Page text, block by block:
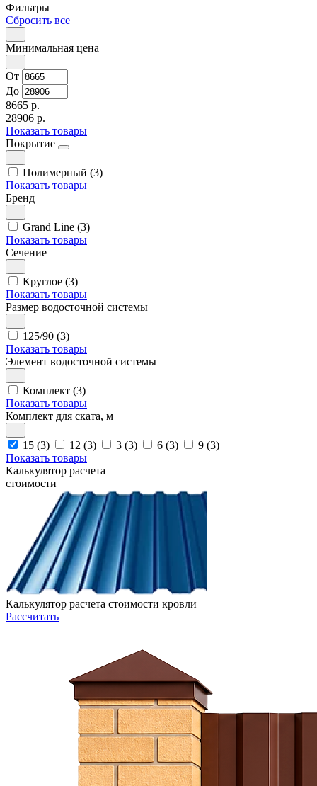
Фильтры
Сбросить все
Минимальная цена
От
До
8665 р.
28906 р.
Показать товары
Покрытие
Полимерный (3)
Показать товары
Бренд
Grand Line (3)
Показать товары
Сечение
Круглое (3)
Показать товары
Размер водосточной системы
125/90 (3)
Показать товары
Элемент водосточной системы
Комплект (3)
Показать товары
Комплект для ската, м
15 (3) 12 (3) 3 (3) 6 (3)
9 (3)
Показать товары
Калькулятор расчета
стоимости
Калькулятор расчета стоимости кровли
Рассчитать